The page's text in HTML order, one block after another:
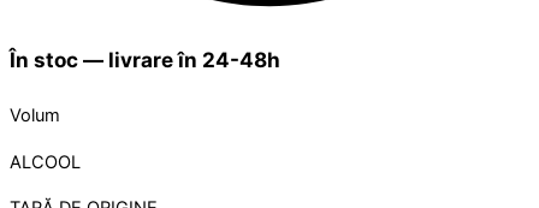
În stoc — livrare în 24-48h
Volum
ALCOOL